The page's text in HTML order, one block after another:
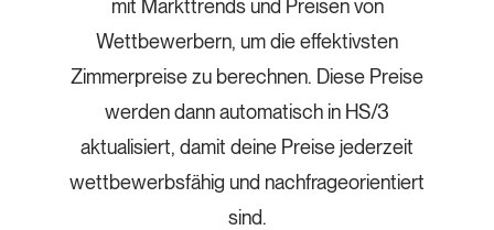
mit Markttrends und Preisen von
Wettbewerbern, um die effektivsten
Zimmerpreise zu berechnen. Diese Preise
werden dann automatisch in HS/3
aktualisiert, damit deine Preise jederzeit
wettbewerbsfähig und nachfrageorientiert
sind.